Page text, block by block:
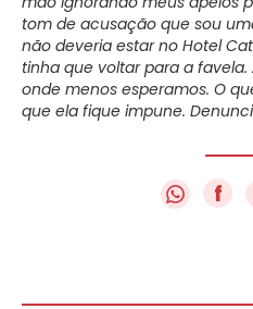
tom de acusação que sou
não deveria estar no Hotel
tinha que voltar para a
onde menos esperamos. O
que ela fique impune.
f